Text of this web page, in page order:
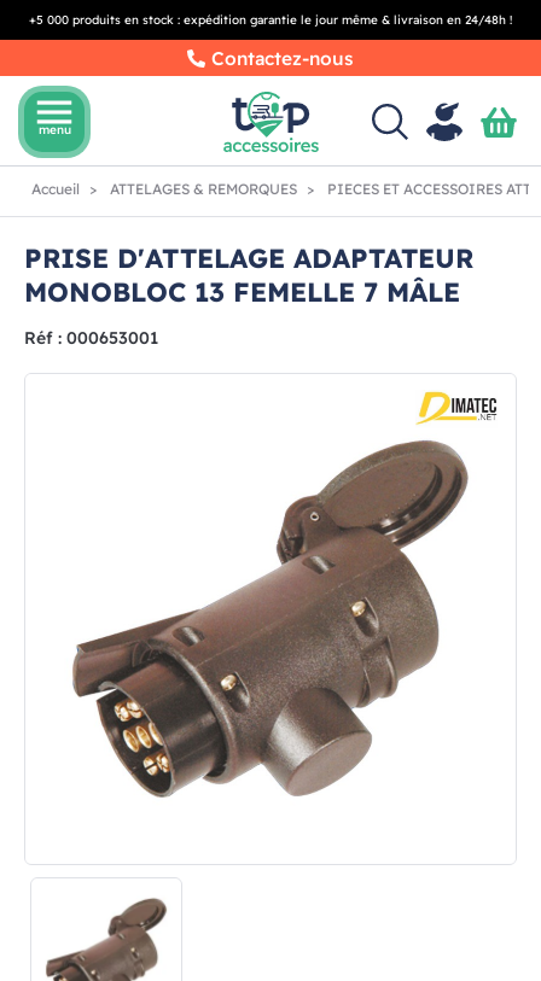
+5 000 produits en stock : expédition garantie le jour même & livraison en 24/48h !
Contactez-nous
menu
menu
Accueil ATTELAGES & REMORQUES PIECES ET ACCESSOIRES
PRISE D'ATTELAGE ADAPTATEUR
MONOBLOC 13 FEMELLE 7 MÂLE
Réf : 000653001